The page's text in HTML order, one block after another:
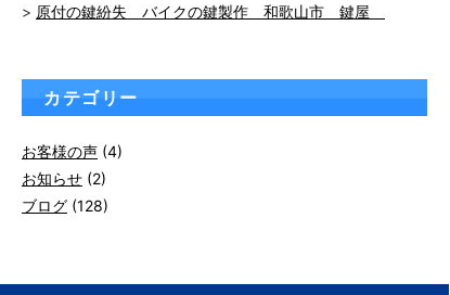
原付の鍵紛失 バイクの鍵製作 和歌山市 鍵屋
カテゴリー
お客様の声 (4)
お知らせ (2)
ブログ (128)